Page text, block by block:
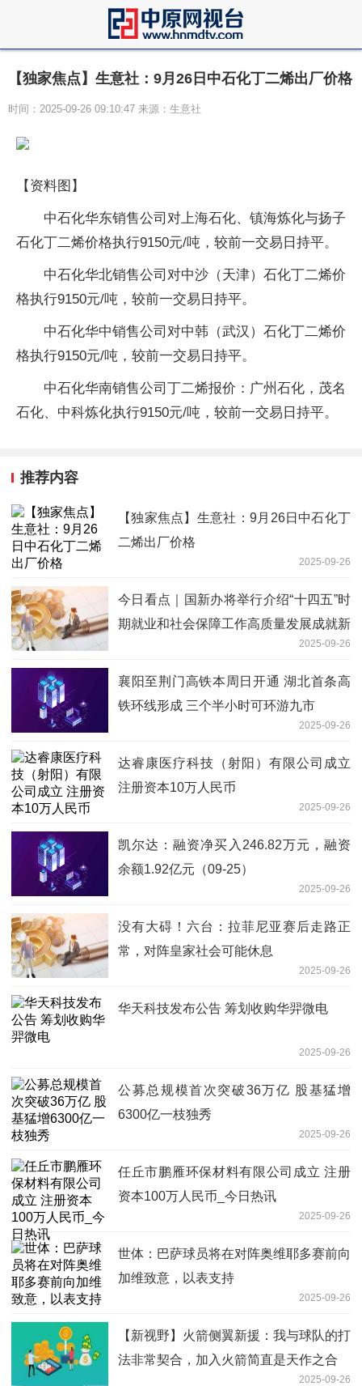
【独家焦点】生意社：9月26日中石化丁二烯出厂价格
时间：2025-09-26 09:10:47 来源：生意社
【资料图】
中石化华东销售公司对上海石化、镇海炼化与扬子
石化丁二烯价格执行9150元/吨，较前一交易日持平。
中石化华北销售公司对中沙（天津）石化丁二烯价
格执行9150元/吨，较前一交易日持平。
中石化华中销售公司对中韩（武汉）石化丁二烯价
格执行9150元/吨，较前一交易日持平。
中石化华南销售公司丁二烯报价：广州石化，茂名
石化、中科炼化执行9150元/吨，较前一交易日持平。
推荐内容
【独家焦点】生意社：9月26日中石化丁
二烯出厂价格
2025-09-26
今日看点｜国新办将举行介绍“十四五”时
期就业和社会保障工作高质量发展成就新
2025-09-26
襄阳至荆门高铁本周日开通 湖北首条高
铁环线形成 三个半小时可环游九市
2025-09-26
达睿康医疗科技（射阳）有限公司成立
注册资本10万人民币
2025-09-26
凯尔达：融资净买入246.82万元，融资
余额1.92亿元（09-25）
2025-09-26
没有大碍！六台：拉菲尼亚赛后走路正
常，对阵皇家社会可能休息
2025-09-26
华天科技发布公告 筹划收购华羿微电
2025-09-26
公募总规模首次突破36万亿 股基猛增
6300亿一枝独秀
2025-09-26
任丘市鹏雁环保材料有限公司成立 注册
资本100万人民币_今日热讯
2025-09-26
世体：巴萨球员将在对阵奥维耶多赛前向
加维致意，以表支持
2025-09-26
【新视野】火箭侧翼新援：我与球队的打
法非常契合，加入火箭简直是天作之合
2025-09-26